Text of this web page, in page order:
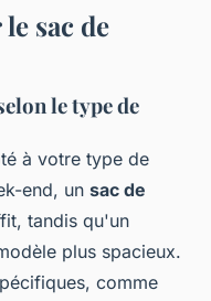
sac de
le type de
à votre type de
end, un sac de
tandis qu'un
plus spacieux.
comme